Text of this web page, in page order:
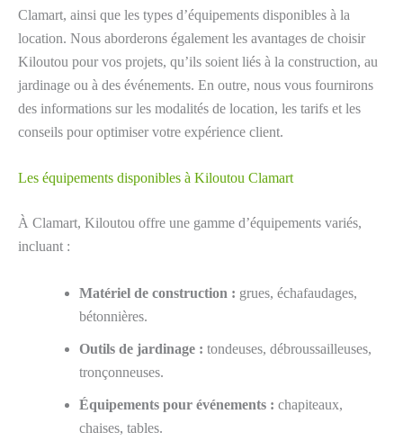
Clamart, ainsi que les types d’équipements disponibles à la
location. Nous aborderons également les avantages de choisir
Kiloutou pour vos projets, qu’ils soient liés à la construction, au
jardinage ou à des événements. En outre, nous vous fournirons
des informations sur les modalités de location, les tarifs et les
conseils pour optimiser votre expérience client.
Les équipements disponibles à Kiloutou Clamart
À Clamart, Kiloutou offre une gamme d’équipements variés,
incluant :
Matériel de construction : grues, échafaudages,
bétonnières.
Outils de jardinage : tondeuses, débroussailleuses,
tronçonneuses.
Équipements pour événements : chapiteaux,
chaises, tables.